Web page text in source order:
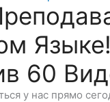
60
у нас прямо